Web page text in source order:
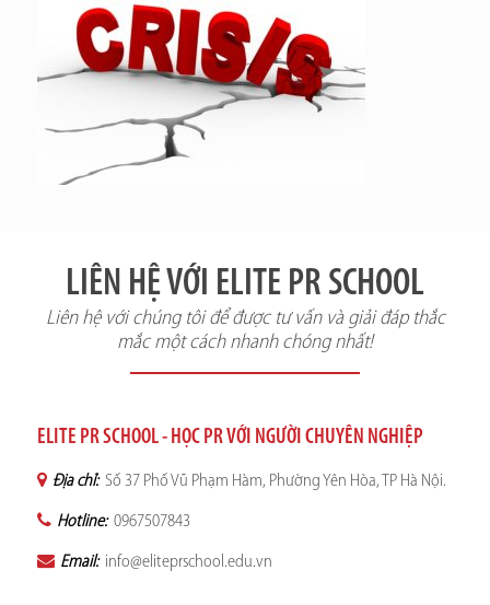
LIÊN HỆ VỚI ELITE PR SCHOOL
Liên hệ với chúng tôi để được tư vấn và giải đáp thắc
mắc một cách nhanh chóng nhất!
ELITE PR SCHOOL - HỌC PR VỚI NGƯỜI CHUYÊN NGHIỆP
Địa chỉ: Số 37 Phố Vũ Phạm Hàm, Phường Yên Hòa, TP Hà Nội.
Hotline: 0967507843
Email: info@eliteprschool.edu.vn